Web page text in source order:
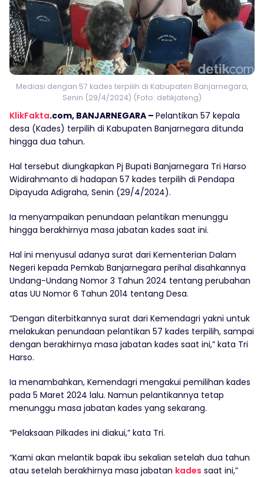
Mediasi dengan 57 kades terpilih di Kabupaten Banjarnegara,
Senin (29/4/2024) (Foto: detikjateng)
KlikFakta.com, BANJARNEGARA – Pelantikan 57 kepala
desa (Kades) terpilih di Kabupaten Banjarnegara ditunda
hingga dua tahun.
Hal tersebut diungkapkan Pj Bupati Banjarnegara Tri Harso
Widirahmanto di hadapan 57 kades terpilih di Pendapa
Dipayuda Adigraha, Senin (29/4/2024).
Ia menyampaikan penundaan pelantikan menunggu
hingga berakhirnya masa jabatan kades saat ini.
Hal ini menyusul adanya surat dari Kementerian Dalam
Negeri kepada Pemkab Banjarnegara perihal disahkannya
Undang-Undang Nomor 3 Tahun 2024 tentang perubahan
atas UU Nomor 6 Tahun 2014 tentang Desa.
“Dengan diterbitkannya surat dari Kemendagri yakni untuk
melakukan penundaan pelantikan 57 kades terpilih, sampai
dengan berakhirnya masa jabatan kades saat ini,” kata Tri
Harso.
Ia menambahkan, Kemendagri mengakui pemilihan kades
pada 5 Maret 2024 lalu. Namun pelantikannya tetap
menunggu masa jabatan kades yang sekarang.
“Pelaksaan Pilkades ini diakui,” kata Tri.
“Kami akan melantik bapak ibu sekalian setelah dua tahun
atau setelah berakhirnya masa jabatan kades saat ini,”